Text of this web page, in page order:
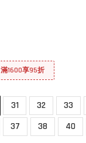
滿1600享95折
31 32 33
37 38 40